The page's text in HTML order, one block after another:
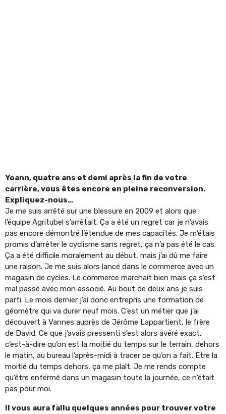
Yoann, quatre ans et demi après la fin de votre
carrière, vous êtes encore en pleine reconversion.
Expliquez-nous…
Je me suis arrêté sur une blessure en 2009 et alors que
l’équipe Agritubel s’arrêtait. Ça a été un regret car je n’avais
pas encore démontré l’étendue de mes capacités. Je m’étais
promis d’arrêter le cyclisme sans regret, ça n’a pas été le cas.
Ça a été difficile moralement au début, mais j’ai dû me faire
une raison. Je me suis alors lancé dans le commerce avec un
magasin de cycles. Le commerce marchait bien mais ça s’est
mal passé avec mon associé. Au bout de deux ans je suis
parti. Le mois dernier j’ai donc entrepris une formation de
géomètre qui va durer neuf mois. C’est un métier que j’ai
découvert à Vannes auprès de Jérôme Lappartient, le frère
de David. Ce que j’avais pressenti s’est alors avéré exact,
c’est-à-dire qu’on est la moitié du temps sur le terrain, dehors
le matin, au bureau l’après-midi à tracer ce qu’on a fait. Etre la
moitié du temps dehors, ça me plaît. Je me rends compte
qu’être enfermé dans un magasin toute la journée, ce n’était
pas pour moi.
Il vous aura fallu quelques années pour trouver votre